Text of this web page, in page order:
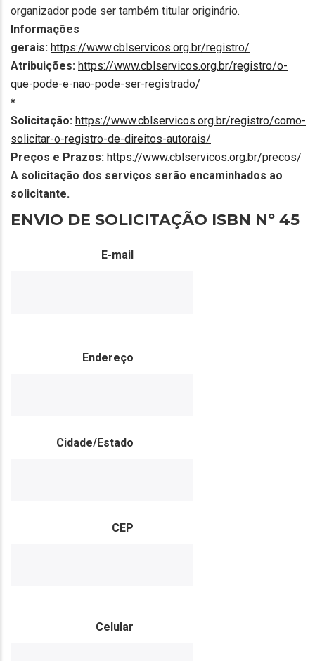
organizador pode ser também titular originário.
Informações
gerais: https://www.cblservicos.org.br/registro/
Atribuições: https://www.cblservicos.org.br/registro/o-
que-pode-e-nao-pode-ser-registrado/
*
Solicitação: https://www.cblservicos.org.br/registro/como-
solicitar-o-registro-de-direitos-autorais/
Preços e Prazos: https://www.cblservicos.org.br/precos/
A solicitação dos serviços serão encaminhados ao
solicitante.
ENVIO DE SOLICITAÇÃO ISBN Nº 45
E-mail
Endereço
Cidade/Estado
CEP
Celular